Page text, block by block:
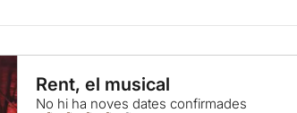
Rent, el musical
No hi ha noves dates confirmades